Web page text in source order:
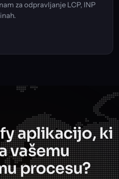
za odpravljanje LCP, INP
aplikacijo, ki
vašemu
procesu?